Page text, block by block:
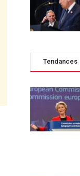
Tendances